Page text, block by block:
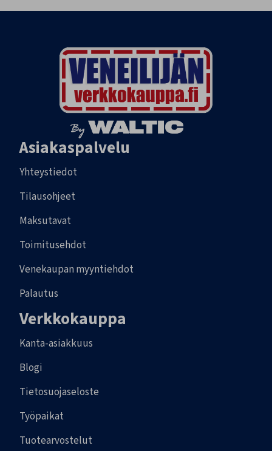
Asiakaspalvelu
Yhteystiedot
Tilausohjeet
Maksutavat
Toimitusehdot
Venekaupan myyntiehdot
Palautus
Verkkokauppa
Kanta-asiakkuus
Blogi
Tietosuojaseloste
Työpaikat
Tuotearvostelut